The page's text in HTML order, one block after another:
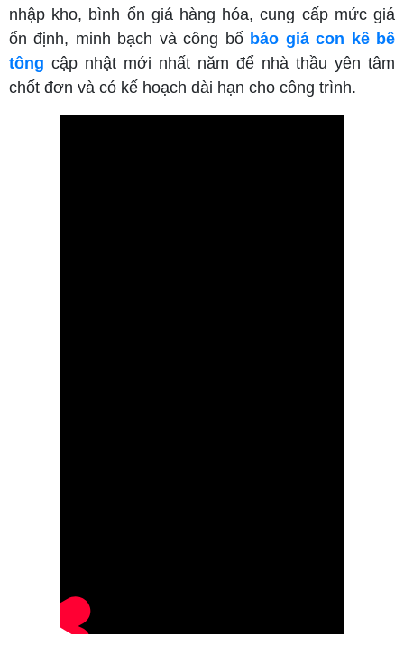
nhập kho, bình ổn giá hàng hóa, cung cấp mức giá
ổn định, minh bạch và công bố báo giá con kê bê
tông cập nhật mới nhất năm để nhà thầu yên tâm
chốt đơn và có kế hoạch dài hạn cho công trình.